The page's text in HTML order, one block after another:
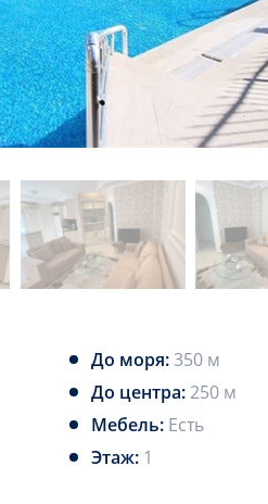
До моря:350 м
До центра:250 м
Мебель: Есть
Этаж: 1